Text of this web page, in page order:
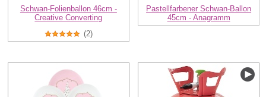
Schwan-Folienballon 46cm -
Creative Converting
(2)
Pastellfarbener Schwan-Ballon
45cm - Anagramm